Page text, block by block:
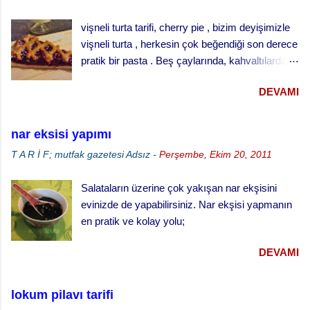
vişneli turta tarifi, cherry pie , bizim deyişimizle
vişneli turta , herkesin çok beğendiği son derece
pratik bir pasta . Beş çaylarında, kahvaltılarda
ikram edebileceğiniz klasik bir ikramlık. vişneli
sıcaklığında) 1 yumurta 1/3 su bardağı soğuk
su Çay kaşığının ucuyla tuz 1 tatlı kaşığı elma
vişne reçeli vişneli turta yapılışı,
DEVAMI
nar eksisi yapımı
T A R İ F; mutfak gazetesiAdsız - Perşembe, Ekim 20, 2011
Salataların üzerine çok yakışan nar ekşisini
evinizde de yapabilirsiniz. Nar ekşisi yapmanın
en pratik ve kolay yolu;
DEVAMI
lokum pilavı tarifi